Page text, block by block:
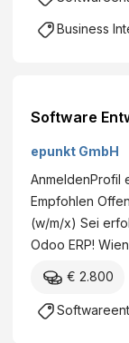
Business
Software
epunkt GmbH
AnmeldenProfil
Empfohlen
(w/m/x) Sei
Odoo ERP!
€ 2.800